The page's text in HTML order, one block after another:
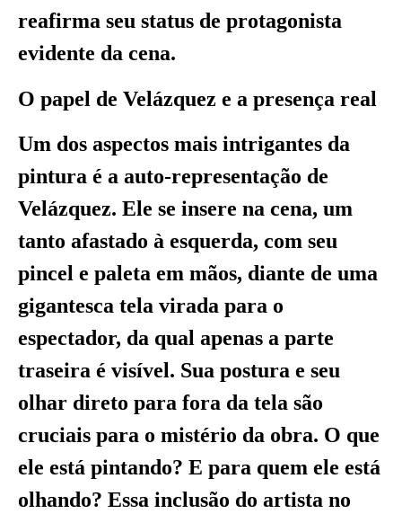
reafirma seu status de protagonista
evidente da cena.
O papel de Velázquez e a presença real
Um dos aspectos mais intrigantes da
pintura é a auto-representação de
Velázquez. Ele se insere na cena, um
tanto afastado à esquerda, com seu
pincel e paleta em mãos, diante de uma
gigantesca tela virada para o
espectador, da qual apenas a parte
traseira é visível. Sua postura e seu
olhar direto para fora da tela são
cruciais para o mistério da obra. O que
ele está pintando? E para quem ele está
olhando? Essa inclusão do artista no